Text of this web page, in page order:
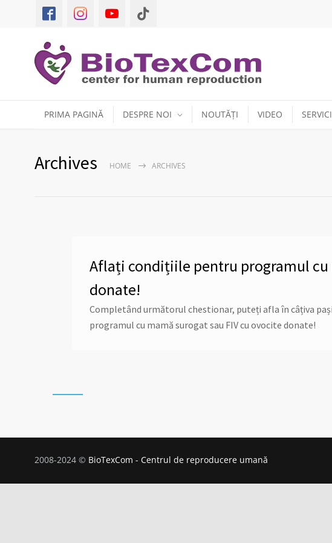
PRIMA PAGINĂ DESPRE NOI NOUTĂȚI VIDEO
Archives HOME ARCHIVES
Aflați condițiile pentru programul cu
donate!
Completând următorul chestionar, puteți afla în câțiva
programul cu mamă surogat sau FIV cu ovocite donate!
2008-2024 © BioTexCom - Centrul de reproducere umană